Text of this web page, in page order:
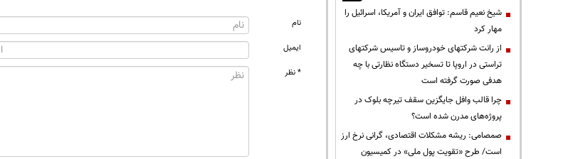
نام
ایمیل
* نظر
شیخ نعیم قاسم: توافق ایران و آمریکا، اسرائیل را
مهار کرد
از رانت‌ شرکتهای خودروساز و تاسیس شرکتهای
تراستی در اروپا تا تسخیر دستگاه نظارتی با چه
هدفی صورت گرفته است
چرا قالب وافل جایگزین سقف تیرچه بلوک در
پروژه‌های مدرن شده است؟
صمصامی: ریشه مشکلات اقتصادی، گرانی نرخ ارز
است/ طرح «تقویت پول ملی» در کمیسیون